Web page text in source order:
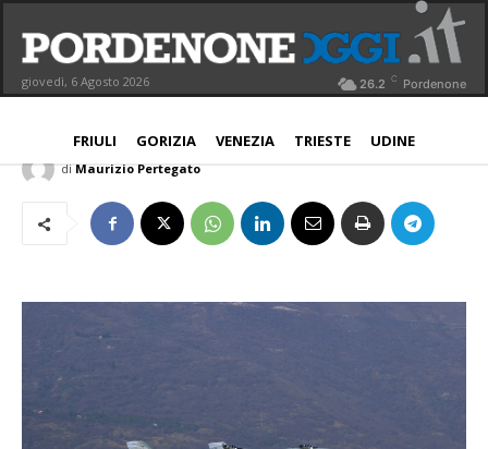
giovedì, 6 Agosto 2026 26.2 C Pordenone
FRIULI GORIZIA VENEZIA TRIESTE UDINE
Via soldati Usa dalla Germania. Molti
arriveranno ad Aviano
PROVINCIA
di Maurizio Pertegato